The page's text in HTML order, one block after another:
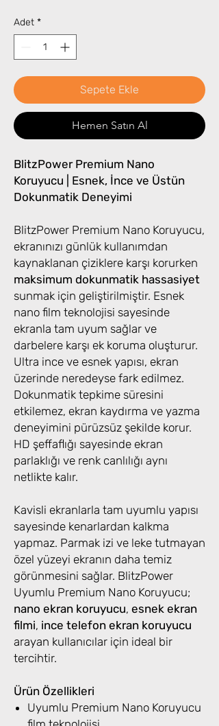
Adet *
Sepete Ekle
Hemen Satın Al
BlitzPower Premium Nano
Koruyucu | Esnek, İnce ve Üstün
Dokunmatik Deneyimi
BlitzPower Premium Nano Koruyucu,
ekranınızı günlük kullanımdan
kaynaklanan çiziklere karşı korurken
maksimum dokunmatik hassasiyet
sunmak için geliştirilmiştir. Esnek
nano film teknolojisi sayesinde
ekranla tam uyum sağlar ve
darbelere karşı ek koruma oluşturur.
Ultra ince ve esnek yapısı, ekran
üzerinde neredeyse fark edilmez.
Dokunmatik tepkime süresini
etkilemez, ekran kaydırma ve yazma
deneyimini pürüzsüz şekilde korur.
HD şeffaflığı sayesinde ekran
parlaklığı ve renk canlılığı aynı
netlikte kalır.
Kavisli ekranlarla tam uyumlu yapısı
sayesinde kenarlardan kalkma
yapmaz. Parmak izi ve leke tutmayan
özel yüzeyi ekranın daha temiz
görünmesini sağlar. BlitzPower
Uyumlu Premium Nano Koruyucu;
nano ekran koruyucu, esnek ekran
filmi, ince telefon ekran koruyucu
arayan kullanıcılar için ideal bir
tercihtir.
Ürün Özellikleri
Uyumlu Premium Nano Koruyucu